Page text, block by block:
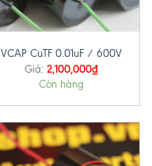
VCAP CuTF 0.01uF / 600V
Giá: 2,100,000₫
Còn hàng